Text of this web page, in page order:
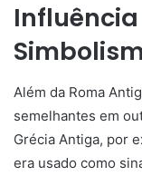
Além da Roma
semelhantes em
Grécia Antiga, por
era usado como